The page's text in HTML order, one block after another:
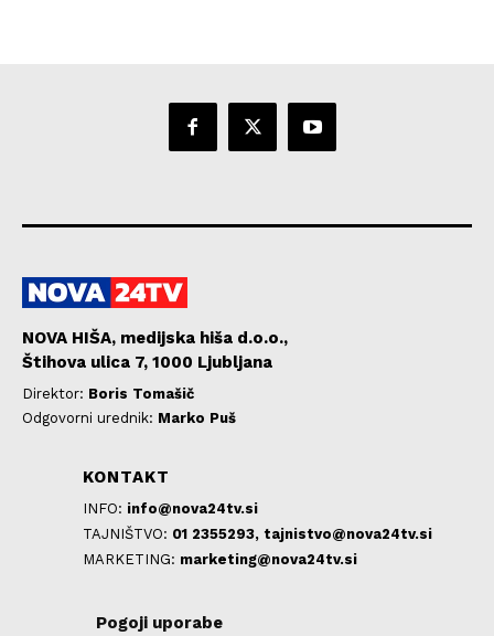
NOVA HIŠA, medijska hiša d.o.o.,
Štihova ulica 7, 1000 Ljubljana
Direktor: Boris Tomašič
Odgovorni urednik: Marko Puš
KONTAKT
INFO: info@nova24tv.si
TAJNIŠTVO: 01 2355293, tajnistvo@nova24tv.si
MARKETING: marketing@nova24tv.si
Pogoji uporabe